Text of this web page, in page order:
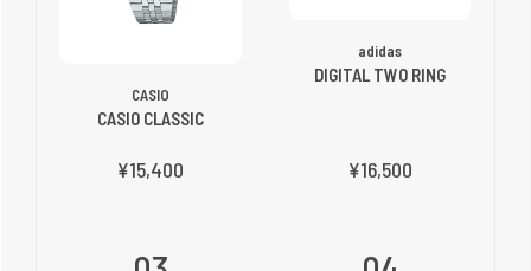
CASIO
CASIO CLASSIC
¥15,400
adidas
DIGITAL TWO RING
¥16,500